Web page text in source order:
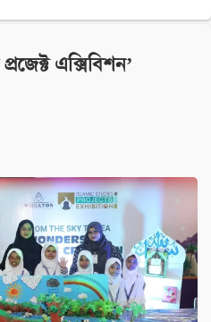
এক্সিবিশন’